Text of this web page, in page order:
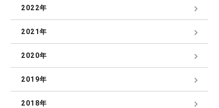
2022年
2021年
2020年
2019年
2018年